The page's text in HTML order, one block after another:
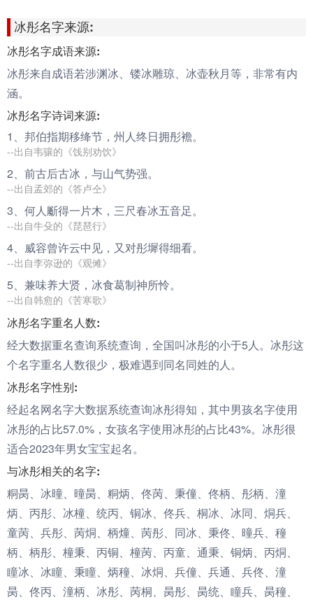
冰彤名字来源:
冰彤名字成语来源:
冰彤来自成语若涉渊冰、镂冰雕琼、冰壶秋月等，非常有内
涵。
冰彤名字诗词来源:
1、邦伯指期移绛节，州人终日拥彤襜。
--出自韦骧的《饯别劝饮》
2、前古后古冰 ，与山气势强。
--出自孟郊的《答卢仝》
3、何人斸得一片木，三尺春冰五音足。
--出自牛殳的《琵琶行》
4、威容曾许云中见，又对彤墀得细看。
--出自李弥逊的《观傩》
5、兼味养大贤， 冰食葛制神所怜。
--出自韩愈的《苦寒歌》
冰彤名字重名人数:
经大数据重名查询系统查询，全国叫冰彤的小于5人。冰彤这
个名字重名人数很少，极难遇到同名同姓的人。
冰彤名字性别:
经起名网名字大数据系统查询冰彤得知，其中男孩名字使用
冰彤的占比57.0%，女孩名字使用冰彤的占比43%。冰彤很
适合2023年男女宝宝起名。
与冰彤相关的名字:
粡昺、冰曈、曈昺、粡炳、佟苪、秉僮、佟柄、彤柄、潼
炳、丙彤、冰橦、统丙、铜冰、佟兵、桐冰、冰同、烔兵、
童苪、兵彤、苪烔、柄燑、苪彤、同冰、秉佟、曈兵、穜
柄、柄彤、橦秉、丙铜、橦苪、丙童、通秉、铜炳、丙烔、
瞳冰、冰瞳、秉瞳、炳穜、冰烔、兵僮、兵通、兵佟、潼
昺、佟丙、潼柄、冰彤、苪桐、昺彤、昺统、瞳兵、昺穜、